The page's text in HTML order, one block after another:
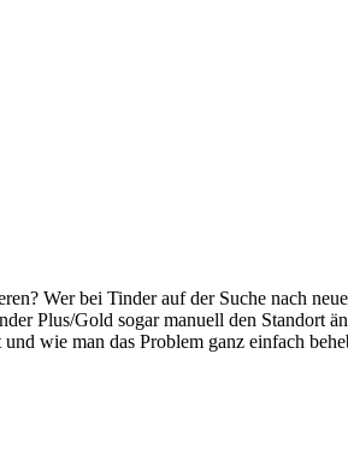
Wer bei Tinder auf der Suche nach
Plus/Gold sogar manuell den Standort
wie man das Problem ganz einfach